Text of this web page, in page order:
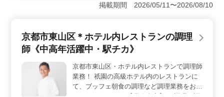
を活かせます。 ＜ワークライフバランス＞ 週休2日
にしながら働けます。 ＜シニア世代活躍中＞ 50
代、60代の採用実績があり、ブランクがある方も歓迎で
社会保険完備で福利厚生面も充実しております。
掲載期間 2026/05/11〜2026/08/10
京都市東山区＊ホテル内レストランの調理
師《中高年活躍中・駅チカ》
京都市東山区・ホテル内レストランで調理師
業務！ 祇園の高級ホテル内のレストランに
て、ブッフェ朝食の調理など調理業務をおま